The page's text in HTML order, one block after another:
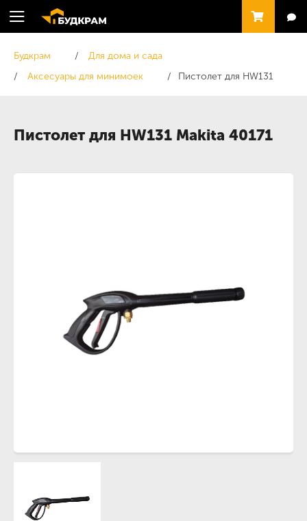
Будкрам
Для дома и сада
Аксесуары для минимоек
Пистолет для HW131
Пистолет для HW131 Makita 40171